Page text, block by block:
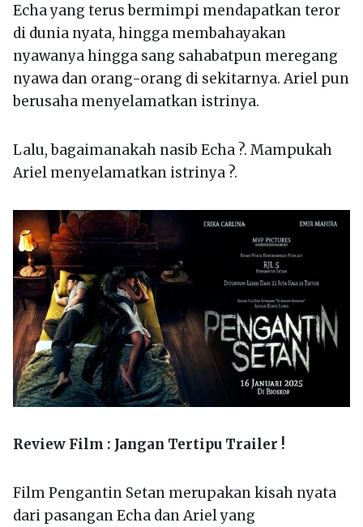
Echa yang terus bermimpi mendapatkan teror
di dunia nyata, hingga membahayakan
nyawanya hingga sang sahabatpun meregang
nyawa dan orang-orang di sekitarnya. Ariel pun
berusaha menyelamatkan istrinya.
Lalu, bagaimanakah nasib Echa ?. Mampukah
Ariel menyelamatkan istrinya ?.
Review Film : Jangan Tertipu Trailer !
Film Pengantin Setan merupakan kisah nyata
dari pasangan Echa dan Ariel yang